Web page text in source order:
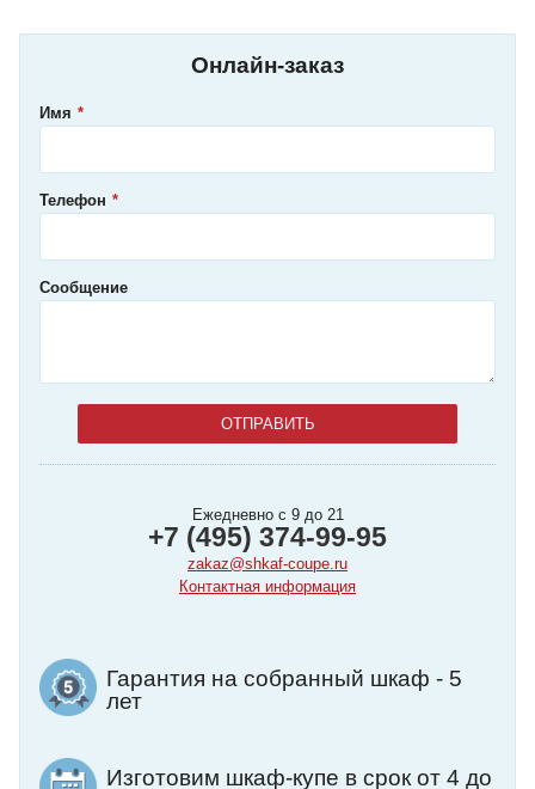
Онлайн-заказ
Имя
Телефон
Сообщение
Ежедневно с 9 до 21
+7 (495) 374-99-95
zakaz@shkaf-coupe.ru
Контактная информация
Гарантия на собранный шкаф - 5
лет
Изготовим шкаф-купе в срок от 4 до